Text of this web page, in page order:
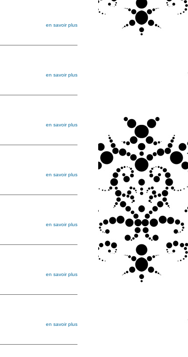
en savoir plus
en savoir plus
en savoir plus
en savoir plus
en savoir plus
en savoir plus
en savoir plus